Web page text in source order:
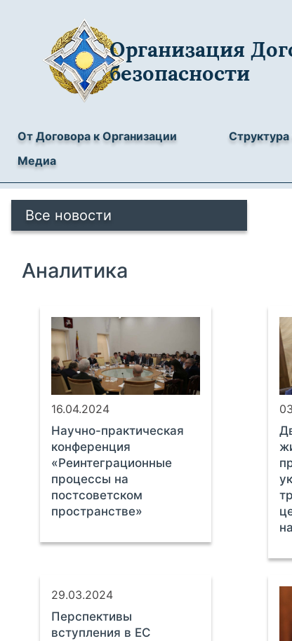
Организация
безопасности
От Договора к Организации
Медиа
Все новости
Аналитика
16.04.2024
Научно-практическая
конференция
«Реинтеграционные
процессы на
постсоветском
пространстве»
29.03.2024
Перспективы
вступления в ЕС